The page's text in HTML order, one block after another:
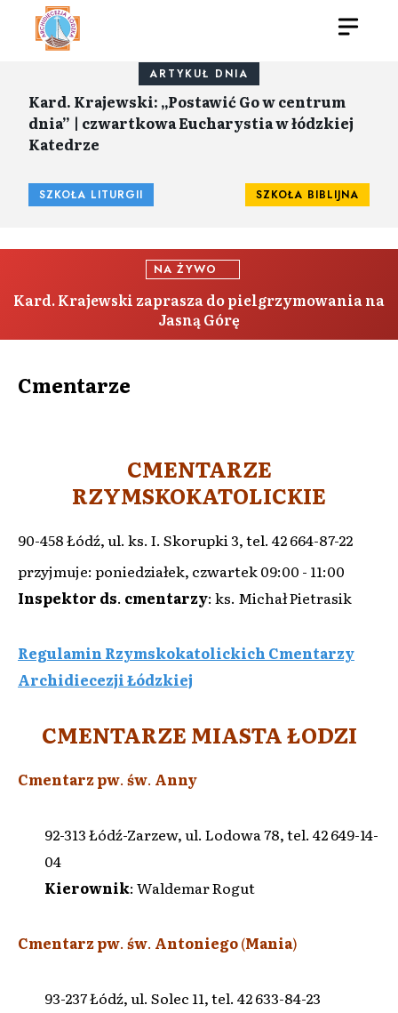
ARTYKUŁ DNIA
Kard. Krajewski: „Postawić Go w centrum
dnia” | czwartkowa Eucharystia w łódzkiej
Katedrze
SZKOŁA LITURGII SZKOŁA BIBLIJNA
NA ŻYWO
Kard. Krajewski zaprasza do pielgrzymowania na
Jasną Górę
Cmentarze
CMENTARZE
RZYMSKOKATOLICKIE
90-458 Łódź, ul. ks. I. Skorupki 3, tel. 42 664-87-22
przyjmuje: poniedziałek, czwartek 09:00 - 11:00
Inspektor ds. cmentarzy: ks. Michał Pietrasik
Regulamin Rzymskokatolickich Cmentarzy
Archidiecezji Łódzkiej
CMENTARZE MIASTA ŁODZI
Cmentarz pw. św. Anny
92-313 Łódź-Zarzew, ul. Lodowa 78, tel. 42 649-14-
04
Kierownik: Waldemar Rogut
Cmentarz pw. św. Antoniego(Mania)
93-237 Łódź, ul. Solec 11, tel. 42 633-84-23